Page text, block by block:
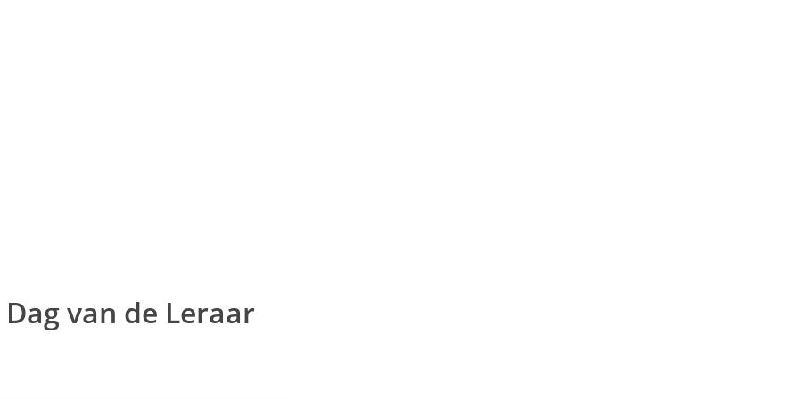
Dag van de Leraar